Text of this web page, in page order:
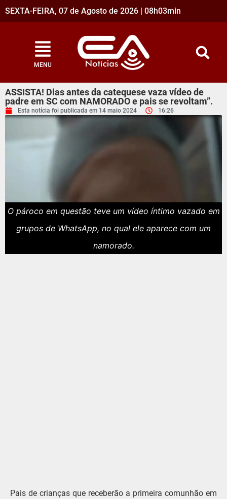
SEXTA-FEIRA, 07 de Agosto de 2026 | 08h03min
MENU
ASSISTA! Dias antes da catequese vaza vídeo de
padre em SC com NAMORADO e pais se revoltam”.
Esta notícia foi publicada em 14 maio 2024 16:26
O pároco em questão teve um vídeo íntimo vazado em
grupos de WhatsApp, no qual ele aparece com um
namorado.
Pais de crianças que receberão a primeira comunhão em